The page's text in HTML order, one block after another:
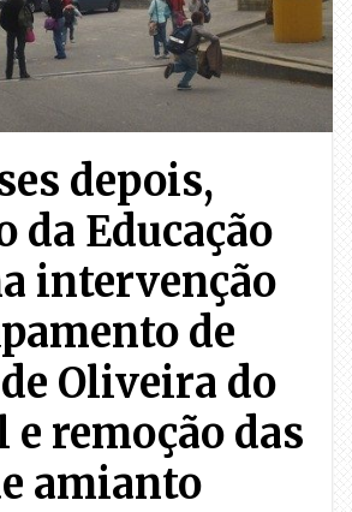
depois,
Educação
intervenção
de
Oliveira do
remoção das
amianto